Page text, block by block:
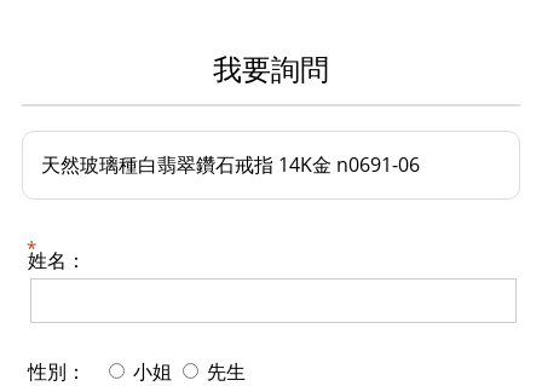
我要詢問
天然玻璃種白翡翠鑽石戒指 14K金 n0691-06
姓名：
性別： 小姐 先生